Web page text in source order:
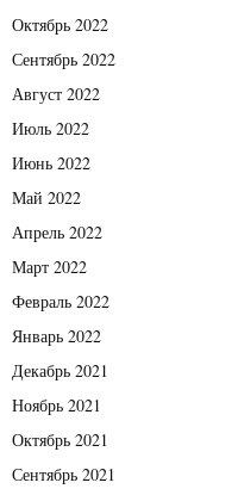
Октябрь 2022
Сентябрь 2022
Август 2022
Июль 2022
Июнь 2022
Май 2022
Апрель 2022
Март 2022
Февраль 2022
Январь 2022
Декабрь 2021
Ноябрь 2021
Октябрь 2021
Сентябрь 2021